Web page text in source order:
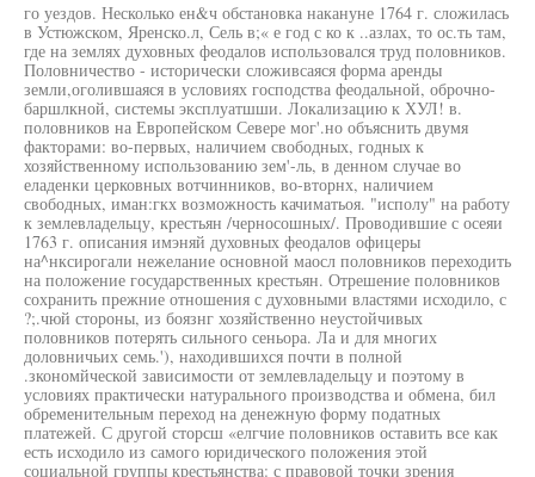
го уездов. Несколько ен&ч обстановка накануне 1764 г. сложилась
в Устюжском, Яренско.л, Сель в;« е год с ко к ..азлах, то ос.ть там,
где на землях духовных феодалов использовался труд половников.
Половничество - исторически сложивсаяся форма аренды
земли,оголившаяся в условиях господства феодальной, оброчно-
баршлкной, системы эксплуатшши. Локализацию к ХУЛ! в.
половников на Европейском Севере мог'.но объяснить двумя
факторами: во-первых, наличием свободных, годных к
хозяйственному использованию зем'-ль, в денном случае во
еладенки церковных вотчинников, во-вторнх, наличием
свободных, иман:гкх возможность качиматьоя. "исполу" на работу
к землевладельцу, крестьян /черносошных/. Проводившие с осеяи
1763 г. описания имэняй духовных феодалов офицеры
на^нксирогали нежелание основной маосл половников переходить
на положение государственных крестьян. Отрешение половников
сохранить прежние отношения с духовными властями исходило, с
?;.чюй стороны, из боязнг хозяйственно неустойчивых
половников потерять сильного сеньора. Ла и для многих
доловничьих семь.'), находившихся почти в полной
.зкономйческой зависимости от землевладельцу и поэтому в
условиях практически натурального производства и обмена, бил
обременительным переход на денежную форму податных
платежей. С другой сторсш «елгчие половников оставить все как
есть исходило из самого юридического положения этой
социальной группы крестьянства: с правовой точки зрения